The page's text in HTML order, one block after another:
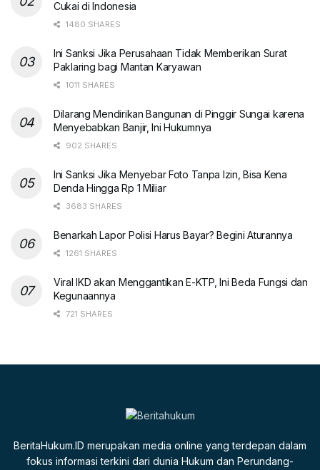
Cukai di Indonesia
1480 SHARES
Ini Sanksi Jika Perusahaan Tidak Memberikan Surat
Paklaring bagi Mantan Karyawan
1011 SHARES
Dilarang Mendirikan Bangunan di Pinggir Sungai karena
Menyebabkan Banjir, Ini Hukumnya
902 SHARES
Ini Sanksi Jika Menyebar Foto Tanpa Izin, Bisa Kena
Denda Hingga Rp 1 Miliar
3683 SHARES
Benarkah Lapor Polisi Harus Bayar? Begini Aturannya
1261 SHARES
Viral IKD akan Menggantikan E-KTP, Ini Beda Fungsi dan
Kegunaannya
721 SHARES
BeritaHukum.ID merupakan media online yang terdepan dalam
fokus informasi terkini dari dunia Hukum dan Perundang-